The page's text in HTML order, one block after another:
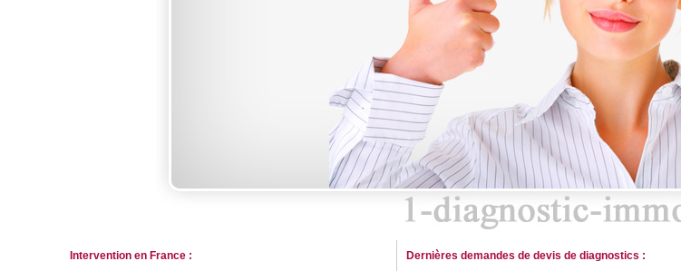
Intervention en France :
Dernières demandes de devis de diagnostics :